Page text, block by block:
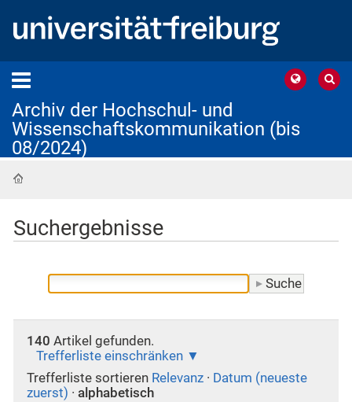
Archiv der Hochschul- und
Wissenschaftskommunikation (bis
08/2024)
Suchergebnisse
140 Artikel gefunden.
Trefferliste einschränken
Trefferliste sortieren Relevanz · Datum (neueste
zuerst) · alphabetisch